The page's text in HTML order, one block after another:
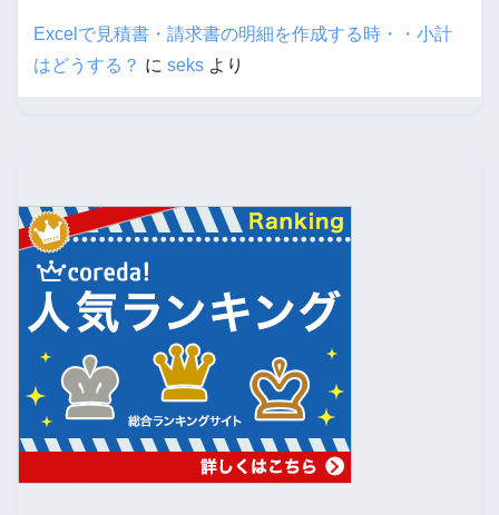
Excelで見積書・請求書の明細を作成する時・・小計
はどうする？ に seks より